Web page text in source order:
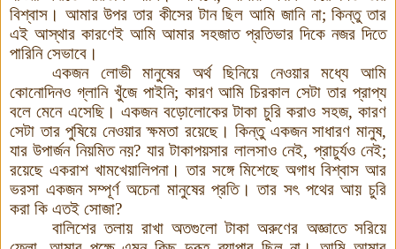
বিশ্বাস । আমার উপর তার কীসের টান ছিল আমি জানি না;কিন্তু তার
এই আস্থার কারণেই আমি আমার সহজাত প্রতিভার দিকে নজর দিতে
পারিনি সেভাবে ।
একজন লোভী মানুষের অর্থ ছিনিয়ে নেওয়ার মধ্যে আমি
কোনোদিনও গ্লানি খুঁজে পাইনি; কারণ আমি চিরকাল সেটা তার প্রাপ্য
বলে মেনে এসেছি। একজন বড়োলোকের টাকা চুরি করাও সহজ,কারণ
সেটা তার পুষিয়ে নেওয়ার ক্ষমতা রয়েছে। কিন্তু একজন সাধারণ মানুষ,
যার উপার্জন নিয়মিত নয়? যার টাকাপয়সার লালসাও নেই, প্রাচুর্যও নেই;
রয়েছে একরাশ খামখেয়ালিপনা। তার সঙ্গে মিশেছে অগাধ বিশ্বাস আর
ভরসা একজন সম্পূর্ণ অচেনা মানুষের প্রতি। তার সৎ পথের আয় চুরি
করা কি এতই সোজা?
বালিশের তলায় রাখা অতগুলো টাকা অরুণের অজ্ঞাতে সরিয়ে